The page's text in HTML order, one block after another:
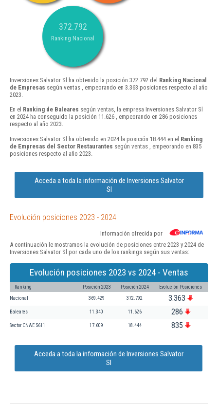
372.792
Ranking Nacional
Inversiones Salvator Sl ha obtenido la posición 372.792 del Ranking Nacional
de Empresas según ventas , empeorando en 3.363 posiciones respecto al año
2023.
En el Ranking de Baleares según ventas, la empresa Inversiones Salvator Sl
en 2024 ha conseguido la posición 11.626 , empeorando en 286 posiciones
respecto al año 2023.
Inversiones Salvator Sl ha obtenido en 2024 la posición 18.444 en el Ranking
de Empresas del Sector Restaurantes según ventas , empeorando en 835
posiciones respecto al año 2023.
Acceda a toda la información de Inversiones Salvator
Sl
Evolución posiciones 2023 - 2024
Información ofrecida por
A continuación le mostramos la evolución de posiciones entre 2023 y 2024 de
Inversiones Salvator Sl por cada uno de los rankings según sus ventas:
Evolución posiciones 2023 vs 2024 - Ventas
Ranking Posición 2023 Posición 2024 Evolución Posiciones
Nacional 369.429 372.792 3.363
Baleares 11.340 11.626 286
Sector CNAE 5611 17.609 18.444 835
Acceda a toda la información de Inversiones Salvator
Sl